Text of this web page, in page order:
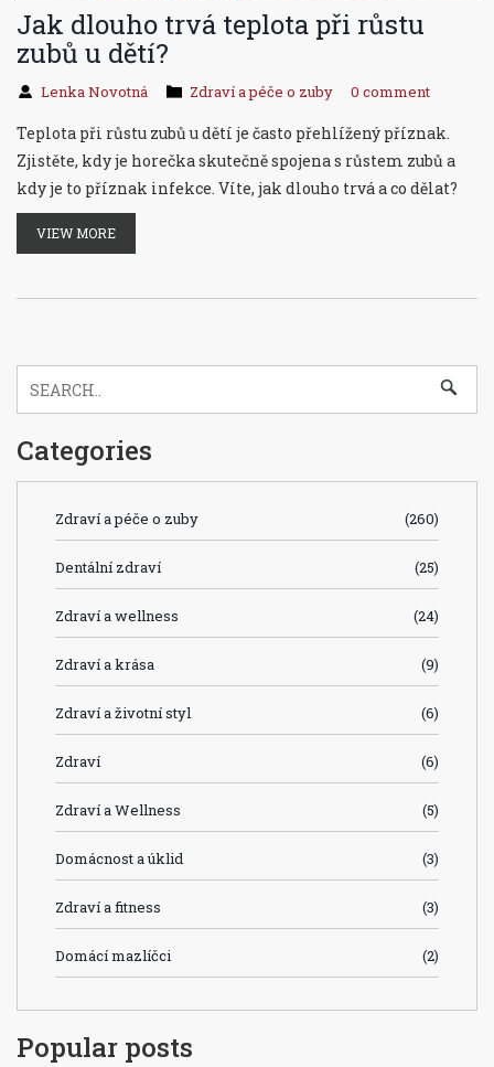
Jak dlouho trvá teplota při růstu
zubů u dětí?
Lenka Novotná Zdraví a péče o zuby 0 comment
Teplota při růstu zubů u dětí je často přehlížený příznak.
Zjistěte, kdy je horečka skutečně spojena s růstem zubů a
kdy je to příznak infekce. Víte, jak dlouho trvá a co dělat?
VIEW MORE
Categories
Zdraví a péče o zuby (260)
Dentální zdraví (25)
Zdraví a wellness (24)
Zdraví a krása (9)
Zdraví a životní styl (6)
Zdraví (6)
Zdraví a Wellness (5)
Domácnost a úklid (3)
Zdraví a fitness (3)
Domácí mazlíčci (2)
Popular posts